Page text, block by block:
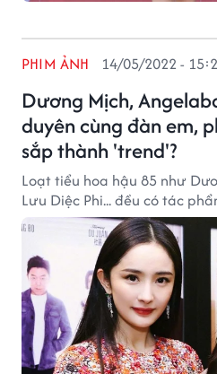
Dương Mịch,
duyên cùng đàn em,
sắp thành 'trend'?
PHIM ẢNH 14/05/2022 -
Loạt tiểu hoa hậu 85 như
Lưu Diệc Phi... đều có tác